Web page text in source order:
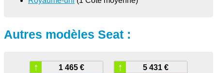
Autres modèles Seat :
1 465 €
↑ 5 431 €
↑